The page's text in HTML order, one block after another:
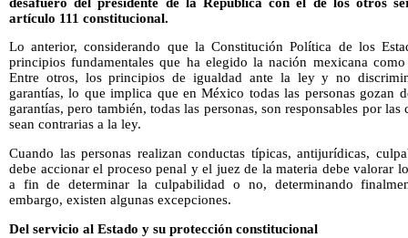
artículo 111 constitucional.
Lo anterior, considerando que la Constitución Política de los
principios fundamentales que ha elegido la nación mexicana
Entre otros, los principios de igualdad ante la ley y no
garantías, lo que implica que en México todas las personas gozan
garantías, pero también, todas las personas, son responsables por
sean contrarias a la ley.
Cuando las personas realizan conductas típicas, antijurídicas,
debe accionar el proceso penal y el juez de la materia debe valorar
a fin de determinar la culpabilidad o no, determinando
embargo, existen algunas excepciones.
Del servicio al Estado y su protección constitucional